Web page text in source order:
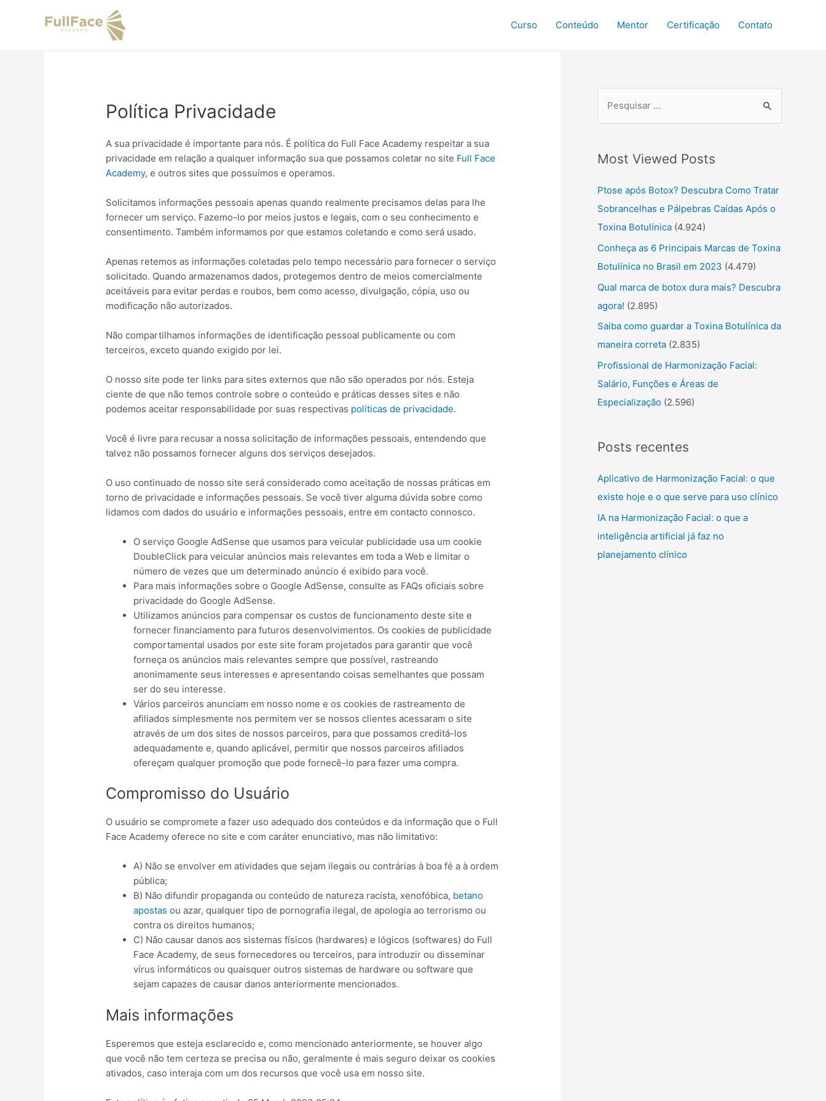
Curso Conteúdo Mentor Certificação Contato
Política Privacidade
A sua privacidade é importante para nós. É política do Full Face Academy respeitar a sua
privacidade em relação a qualquer informação sua que possamos coletar no site Full Face
Academy, e outros sites que possuímos e operamos.
Solicitamos informações pessoais apenas quando realmente precisamos delas para lhe
fornecer um serviço. Fazemo-lo por meios justos e legais, com o seu conhecimento e
consentimento. Também informamos por que estamos coletando e como será usado.
Apenas retemos as informações coletadas pelo tempo necessário para fornecer o serviço
solicitado. Quando armazenamos dados, protegemos dentro de meios comercialmente
aceitáveis ​​para evitar perdas e roubos, bem como acesso, divulgação, cópia, uso ou
modificação não autorizados.
Não compartilhamos informações de identificação pessoal publicamente ou com
terceiros, exceto quando exigido por lei.
O nosso site pode ter links para sites externos que não são operados por nós. Esteja
ciente de que não temos controle sobre o conteúdo e práticas desses sites e não
podemos aceitar responsabilidade por suas respectivas políticas de privacidade.
Você é livre para recusar a nossa solicitação de informações pessoais, entendendo que
talvez não possamos fornecer alguns dos serviços desejados.
O uso continuado de nosso site será considerado como aceitação de nossas práticas em
torno de privacidade e informações pessoais. Se você tiver alguma dúvida sobre como
lidamos com dados do usuário e informações pessoais, entre em contacto connosco.
O serviço Google AdSense que usamos para veicular publicidade usa um cookie
DoubleClick para veicular anúncios mais relevantes em toda a Web e limitar o
número de vezes que um determinado anúncio é exibido para você.
Para mais informações sobre o Google AdSense, consulte as FAQs oficiais sobre
privacidade do Google AdSense.
Utilizamos anúncios para compensar os custos de funcionamento deste site e
fornecer financiamento para futuros desenvolvimentos. Os cookies de publicidade
comportamental usados ​​por este site foram projetados para garantir que você
forneça os anúncios mais relevantes sempre que possível, rastreando
anonimamente seus interesses e apresentando coisas semelhantes que possam
ser do seu interesse.
Vários parceiros anunciam em nosso nome e os cookies de rastreamento de
afiliados simplesmente nos permitem ver se nossos clientes acessaram o site
através de um dos sites de nossos parceiros, para que possamos creditá-los
adequadamente e, quando aplicável, permitir que nossos parceiros afiliados
ofereçam qualquer promoção que pode fornecê-lo para fazer uma compra.
Compromisso do Usuário
O usuário se compromete a fazer uso adequado dos conteúdos e da informação que o Full
Face Academy oferece no site e com caráter enunciativo, mas não limitativo:
A) Não se envolver em atividades que sejam ilegais ou contrárias à boa fé a à ordem
pública;
B) Não difundir propaganda ou conteúdo de natureza racista, xenofóbica, betano
apostas ou azar, qualquer tipo de pornografia ilegal, de apologia ao terrorismo ou
contra os direitos humanos;
C) Não causar danos aos sistemas físicos (hardwares) e lógicos (softwares) do Full
Face Academy, de seus fornecedores ou terceiros, para introduzir ou disseminar
vírus informáticos ou quaisquer outros sistemas de hardware ou software que
sejam capazes de causar danos anteriormente mencionados.
Mais informações
Esperemos que esteja esclarecido e, como mencionado anteriormente, se houver algo
que você não tem certeza se precisa ou não, geralmente é mais seguro deixar os cookies
ativados, caso interaja com um dos recursos que você usa em nosso site.
r
c
Most Viewed Posts
Ptose após Botox? Descubra Como Tratar
Sobrancelhas e Pálpebras Caídas Após o
Toxina Botulínica (4.924)
Conheça as 6 Principais Marcas de Toxina
Botulínica no Brasil em 2023 (4.479)
Qual marca de botox dura mais? Descubra
agora! (2.895)
Saiba como guardar a Toxina Botulínica da
maneira correta (2.835)
Profissional de Harmonização Facial:
Salário, Funções e Áreas de
Especialização (2.596)
Posts recentes
Aplicativo de Harmonização Facial: o que
existe hoje e o que serve para uso clínico
IA na Harmonização Facial: o que a
inteligência artificial já faz no
planejamento clínico